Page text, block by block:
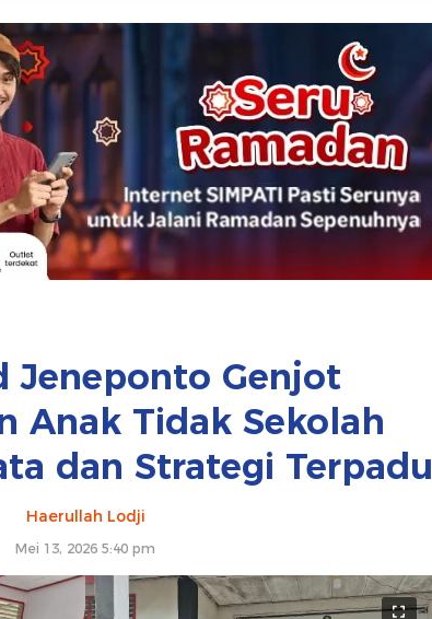
Jeneponto Genjot
Anak Tidak Sekolah
dan Strategi Terpadu
Haerullah Lodji
Mei 13, 2026 5:40 pm